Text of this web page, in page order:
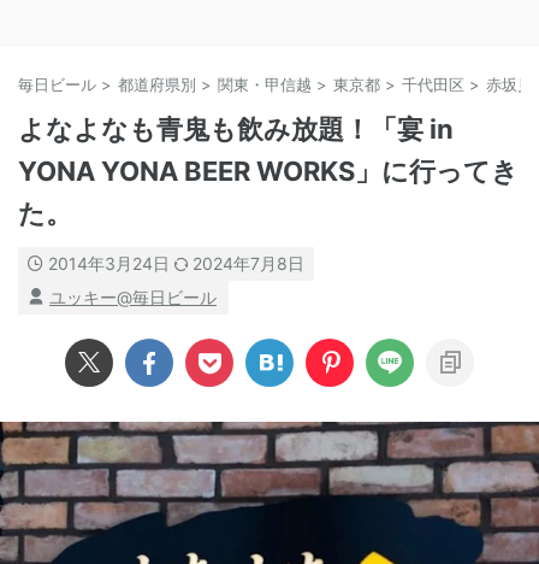
毎日ビール > 都道府県別 > 関東・甲信越 > 東京都 > 千代田区 > 赤坂見
よなよなも青鬼も飲み放題！「宴 in
YONA YONA BEER WORKS」に行ってき
た。
2014年3月24日
2024年7月8日
ユッキー@毎日ビール